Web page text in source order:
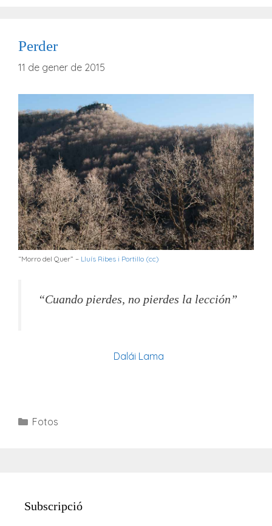
Perder
11 de gener de 2015
“Morro del Quer” – Lluís Ribes i Portillo (cc)
“Cuando pierdes, no pierdes la lección”
Dalái Lama
Categories
Fotos
Subscripció